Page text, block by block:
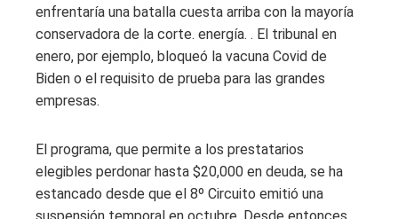
enfrentaría una batalla cuesta arriba con la mayoría
conservadora de la corte. energía. . El tribunal en
enero, por ejemplo, bloqueó la vacuna Covid de
Biden o el requisito de prueba para las grandes
empresas.
El programa, que permite a los prestatarios
elegibles perdonar hasta $20,000 en deuda, se ha
estancado desde que el 8º Circuito emitió una